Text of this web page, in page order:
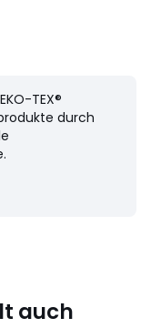
90E FR - 75E EU,
- 80D EU, 95E FR -
100D FR - 85D EU,
TEX®
durch
auch